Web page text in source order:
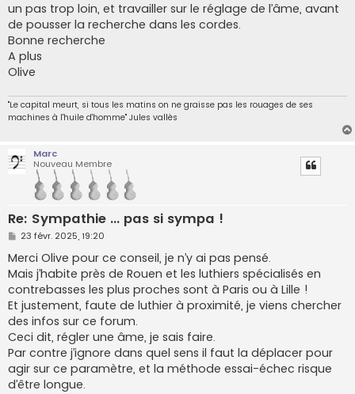
g
e
un pas trop loin, et travailler sur le réglage de l’âme, avant
de pousser la recherche dans les cordes.
Bonne recherche
A plus
Olive
"Le capital meurt, si tous les matins on ne graisse pas les rouages de ses
machines à l'huile d'homme" Jules vallès
Marc
Nouveau Membre
Re: Sympathie ... pas si sympa !
M
s
s
a
g
e
23 févr. 2025, 19:20
Merci Olive pour ce conseil, je n’y ai pas pensé.
Mais j’habite près de Rouen et les luthiers spécialisés en
contrebasses les plus proches sont à Paris ou à Lille !
Et justement, faute de luthier à proximité, je viens chercher
des infos sur ce forum.
Ceci dit, régler une âme, je sais faire.
Par contre j’ignore dans quel sens il faut la déplacer pour
agir sur ce paramètre, et la méthode essai-échec risque
d’être longue.